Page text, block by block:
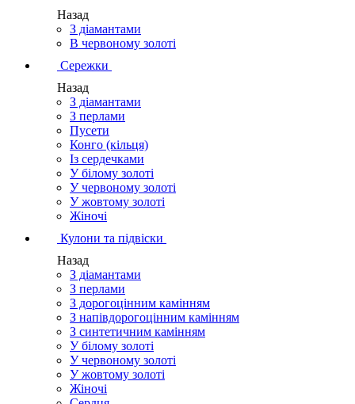
Назад
З діамантами
В червоному золоті
Сережки
Назад
З діамантами
З перлами
Пусети
Конго (кільця)
Із сердечками
У білому золоті
У червоному золоті
У жовтому золоті
Жіночі
Кулони та підвіски
Назад
З діамантами
З перлами
З дорогоцінним камінням
З напівдорогоцінним камінням
З синтетичним камінням
У білому золоті
У червоному золоті
У жовтому золоті
Жіночі